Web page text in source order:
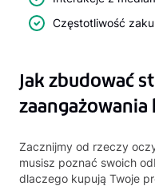
Częstotliwość
Jak zbudować
Zacznijmy od rzeczy
musisz poznać swoich
dlaczego kupują Twoje